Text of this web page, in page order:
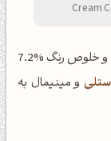
همچنین باید اشاره شود که رنگ کرم با کد EAE7D9 و خلوص رنگ %7.2
و مینیمال به